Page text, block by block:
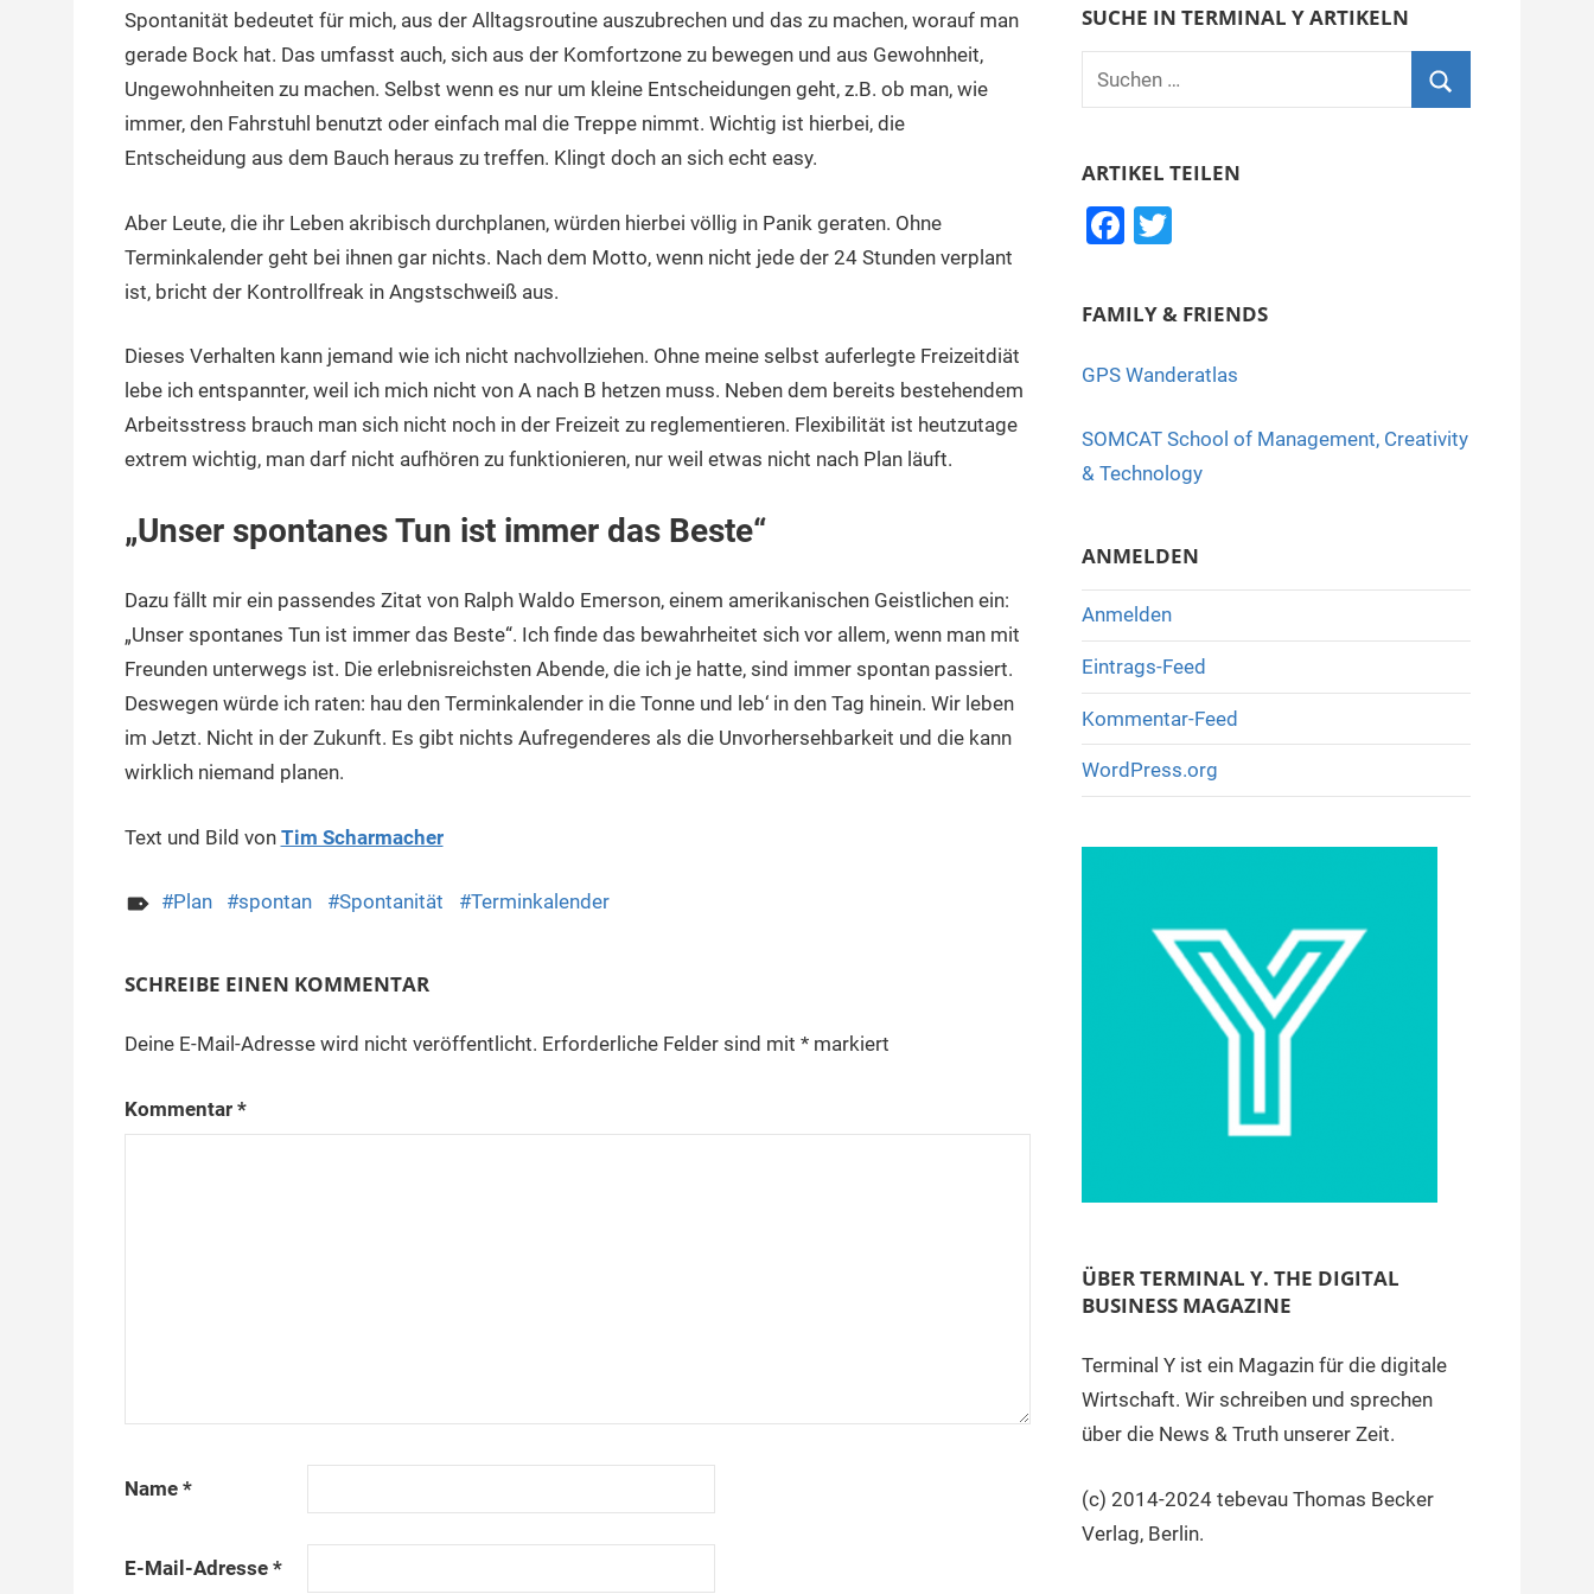
12.
April
2017
terminal-
y
Urbi
et
orbi
Spontanität bedeutet für mich, aus der Alltagsroutine auszubrechen und das zu machen, worauf man
gerade Bock hat. Das umfasst auch, sich aus der Komfortzone zu bewegen und aus Gewohnheit,
Ungewohnheiten zu machen. Selbst wenn es nur um kleine Entscheidungen geht, z.B. ob man, wie
immer, den Fahrstuhl benutzt oder einfach mal die Treppe nimmt. Wichtig ist hierbei, die
Entscheidung aus dem Bauch heraus zu treffen. Klingt doch an sich echt easy.
Aber Leute, die ihr Leben akribisch durchplanen, würden hierbei völlig in Panik geraten. Ohne
Terminkalender geht bei ihnen gar nichts. Nach dem Motto, wenn nicht jede der 24 Stunden verplant
ist, bricht der Kontrollfreak in Angstschweiß aus.
Dieses Verhalten kann jemand wie ich nicht nachvollziehen. Ohne meine selbst auferlegte Freizeitdiät
lebe ich entspannter, weil ich mich nicht von A nach B hetzen muss. Neben dem bereits bestehendem
Arbeitsstress brauch man sich nicht noch in der Freizeit zu reglementieren. Flexibilität ist heutzutage
extrem wichtig, man darf nicht aufhören zu funktionieren, nur weil etwas nicht nach Plan läuft.
„Unser spontanes Tun ist immer das Beste“
Dazu fällt mir ein passendes Zitat von Ralph Waldo Emerson, einem amerikanischen Geistlichen ein:
„Unser spontanes Tun ist immer das Beste“. Ich finde das bewahrheitet sich vor allem, wenn man mit
Freunden unterwegs ist. Die erlebnisreichsten Abende, die ich je hatte, sind immer spontan passiert.
Deswegen würde ich raten: hau den Terminkalender in die Tonne und leb‘ in den Tag hinein. Wir leben
im Jetzt. Nicht in der Zukunft. Es gibt nichts Aufregenderes als die Unvorhersehbarkeit und die kann
wirklich niemand planen.
Text und Bild von Tim Scharmacher
Plan spontan Spontanität Terminkalender
SCHREIBE EINEN KOMMENTAR
Deine E-Mail-Adresse wird nicht veröffentlicht. Erforderliche Felder sind mit *markiert
Kommentar *
Name *
E-Mail-Adresse *
SUCHE IN TERMINAL Y ARTIKELN
Suchen
nach:
ARTIKEL TEILEN
F
c
b
o
k
T
tt
FAMILY & FRIENDS
GPS Wanderatlas
SOMCAT School of Management, Creativity
& Technology
ANMELDEN
Anmelden
Eintrags-Feed
Kommentar-Feed
WordPress.org
ÜBER TERMINAL Y. THE DIGITAL
BUSINESS MAGAZINE
Terminal Y ist ein Magazin für die digitale
Wirtschaft. Wir schreiben und sprechen
über die News & Truth unserer Zeit.
(c) 2014-2024 tebevau Thomas Becker
Verlag, Berlin.